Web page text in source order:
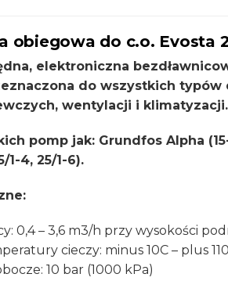
obiegowa do c.o. Evosta
elektroniczna
do wszystkich typów
wentylacji i klimatyzacji.
pomp jak: Grundfos Alpha
1-4, 25/1-6).
0,4 – 3,6 m3/h przy wysokości
cieczy: minus 10C – plus
10 bar (1000 kPa)